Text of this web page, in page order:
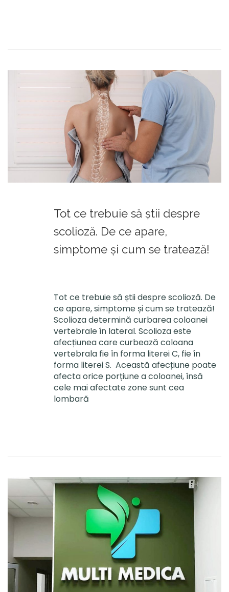
Tot ce trebuie să știi despre
scolioză. De ce apare,
simptome și cum se tratează!
Tot ce trebuie să știi despre scolioză. De
ce apare, simptome și cum se tratează!
Scolioza determină curbarea coloanei
vertebrale în lateral. Scolioza este
afecțiunea care curbează coloana
vertebrala fie în forma literei C, fie în
forma literei S. Această afecțiune poate
afecta orice porțiune a coloanei, însă
cele mai afectate zone sunt cea
lombară